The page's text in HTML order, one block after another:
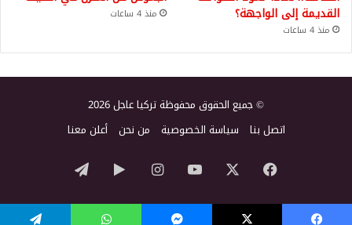
القديمة إلى الواجهة؟
منذ 4 ساعات
منذ 4 ساعات
© جميع الحقوق محفوظة تركيا عاجل 2026
اتصل بنا سياسة الخصوصية من نحن أعلن معنا
فيسبوك ‫YouTubeانستقرام‏Google
Play
تيلقرام